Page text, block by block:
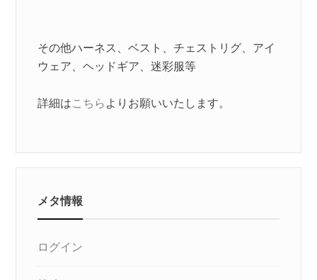
その他ハーネス、ベスト、チェストリグ、アイ
ウェア、ヘッドギア、迷彩服等
詳細はこちら よりお願いいたします。
メタ情報
ログイン